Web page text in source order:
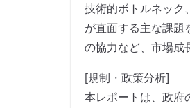
技術的ボトルネック
が直面する主な課題
の協力など、市場成
[規制・政策分析]
本レポートは、政府